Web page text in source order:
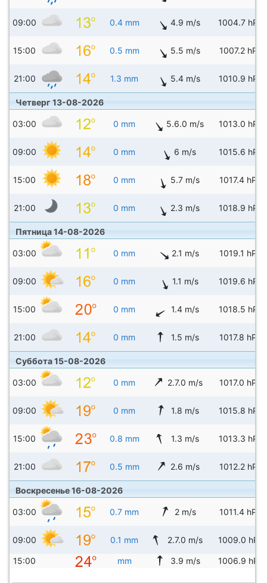
09:00 0.4 mm 4.9 m/s 1004.7 hPa
15:00 0.5 mm 5.5 m/s 1007.2 hPa
21:00 1.3 mm 5.4 m/s 1010.9 hPa
Четверг 13-08-2026
03:00 0 mm 5.6.0 m/s 1013.0 hPa
09:00 0 mm 6 m/s 1015.6 hPa
15:00 0 mm 5.7 m/s 1017.4 hPa
21:00 0 mm 2.3 m/s 1018.9 hPa
Пятница 14-08-2026
03:00 0 mm 2.1 m/s 1019.1 hPa
09:00 0 mm 1.1 m/s 1019.6 hPa
15:00 0 mm 1.4 m/s 1018.5 hPa
21:00 0 mm 1.5 m/s 1017.8 hPa
Суббота 15-08-2026
03:00 0 mm 2.7.0 m/s 1017.0 hPa
09:00 0 mm 1.8 m/s 1015.8 hPa
15:00 0.8 mm 1.3 m/s 1013.3 hPa
21:00 0.5 mm 2.6 m/s 1012.2 hPa
Воскресенье 16-08-2026
03:00 0.7 mm 2 m/s 1011.4 hPa
09:00 0.1 mm 2.7.0 m/s 1009.0 hPa
15:00 mm 3.9 m/s 1006.9 hPa